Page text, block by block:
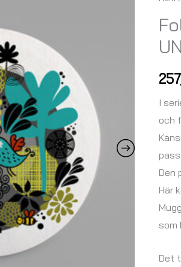
I
och
Den
Här
som
Det
-
MUGG